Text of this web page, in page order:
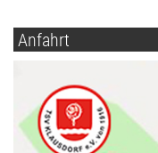
Anfahrt